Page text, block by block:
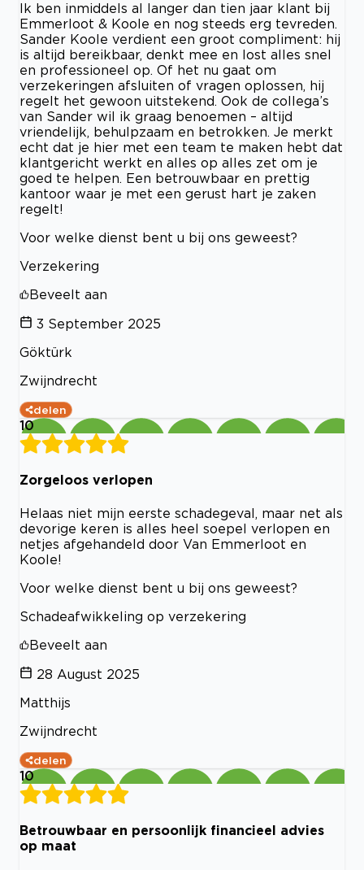
Ik ben inmiddels al langer dan tien jaar klant bij
Emmerloot & Koole en nog steeds erg tevreden.
Sander Koole verdient een groot compliment: hij
is altijd bereikbaar, denkt mee en lost alles snel
en professioneel op. Of het nu gaat om
verzekeringen afsluiten of vragen oplossen, hij
regelt het gewoon uitstekend. Ook de collega’s
van Sander wil ik graag benoemen – altijd
vriendelijk, behulpzaam en betrokken. Je merkt
echt dat je hier met een team te maken hebt dat
klantgericht werkt en alles op alles zet om je
goed te helpen. Een betrouwbaar en prettig
kantoor waar je met een gerust hart je zaken
regelt!
Voor welke dienst bent u bij ons geweest?
Verzekering
Beveelt aan
3 September 2025
Göktürk
Zwijndrecht
delen
10
Zorgeloos verlopen
Helaas niet mijn eerste schadegeval, maar net als
devorige keren is alles heel soepel verlopen en
netjes afgehandeld door Van Emmerloot en
Koole!
Voor welke dienst bent u bij ons geweest?
Schadeafwikkeling op verzekering
Beveelt aan
28 August 2025
Matthijs
Zwijndrecht
delen
10
Betrouwbaar en persoonlijk financieel advies
op maat